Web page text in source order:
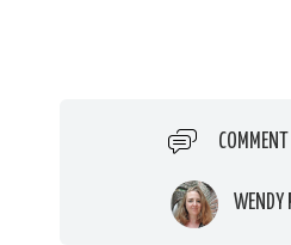
COMMENT
WENDY